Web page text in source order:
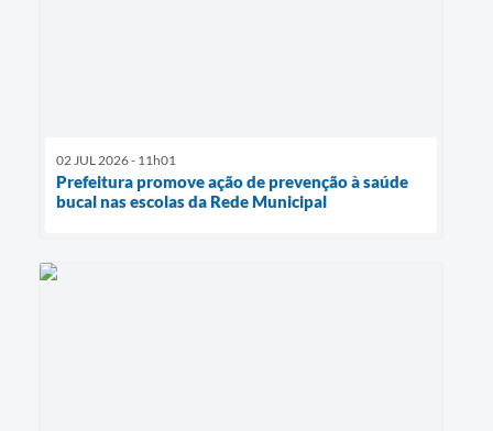
02 JUL 2026 - 11h01
Prefeitura promove ação de prevenção à saúde
bucal nas escolas da Rede Municipal